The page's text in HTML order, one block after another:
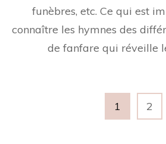
funèbres, etc. Ce qui est
connaître les hymnes des
de fanfare qui réveille
Page
1 Page
2